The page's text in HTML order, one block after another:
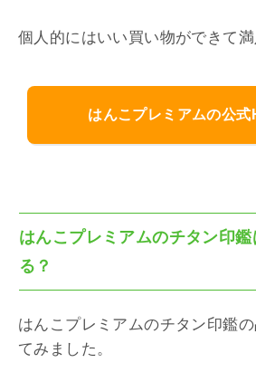
個人的にはいい買い物ができて
はんこプレミアムの公式
はんこプレミアムのチタン印鑑
る？
はんこプレミアムのチタン印鑑
てみました。